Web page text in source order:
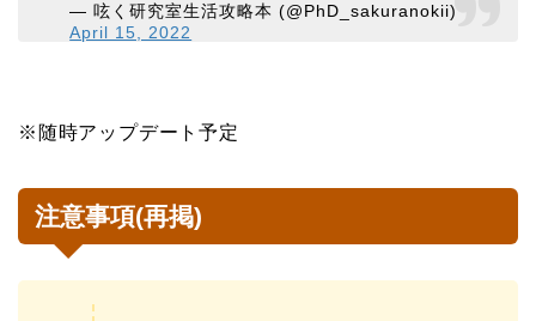
— 呟く研究室生活攻略本 (@PhD_sakuranokii)
April 15, 2022
※随時アップデート予定
注意事項(再掲)